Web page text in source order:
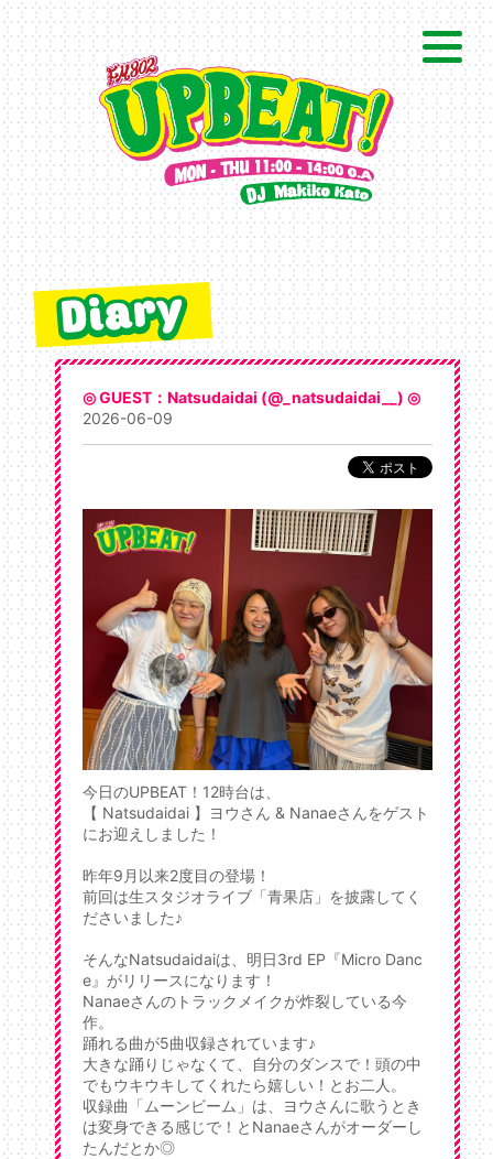
◎ GUEST：Natsudaidai (@_natsudaidai__) ◎
2026-06-09
今日のUPBEAT！12時台は、
【 Natsudaidai 】ヨウさん & Nanaeさんをゲスト
にお迎えしました！
昨年9月以来2度目の登場！
前回は生スタジオライブ「青果店」を披露してく
ださいました♪
そんなNatsudaidaiは、明日3rd EP『Micro Danc
e』がリリースになります！
Nanaeさんのトラックメイクが炸裂している今
作。
踊れる曲が5曲収録されています♪
大きな踊りじゃなくて、自分のダンスで！頭の中
でもウキウキしてくれたら嬉しい！とお二人。
収録曲「ムーンビーム」は、ヨウさんに歌うとき
は変身できる感じで！とNanaeさんがオーダーし
たんだとか◎